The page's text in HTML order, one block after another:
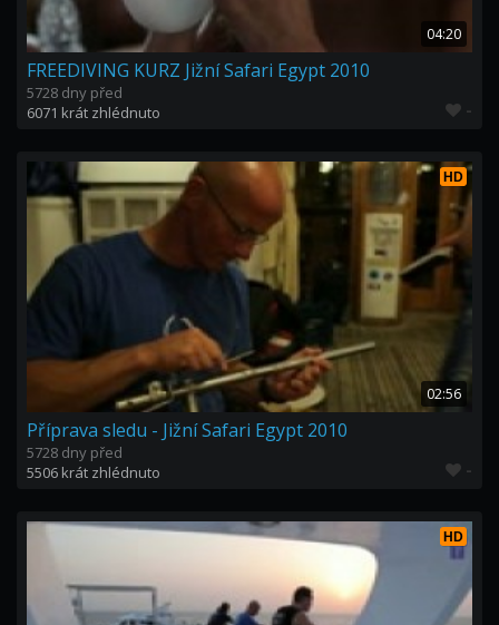
04:20
FREEDIVING KURZ Jižní Safari Egypt 2010
5728 dny před
6071 krát zhlédnuto
-
HD
02:56
Příprava sledu - Jižní Safari Egypt 2010
5728 dny před
5506 krát zhlédnuto
-
HD